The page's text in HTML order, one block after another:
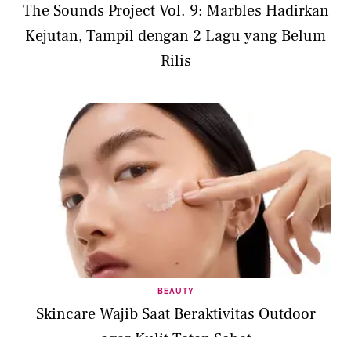
The Sounds Project Vol. 9: Marbles Hadirkan
Kejutan, Tampil dengan 2 Lagu yang Belum
Rilis
BEAUTY
Skincare Wajib Saat Beraktivitas Outdoor